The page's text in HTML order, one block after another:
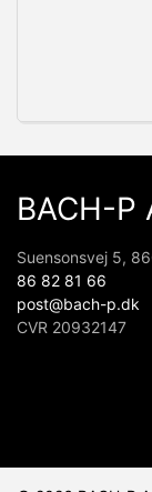
BACH-P
Suensonsvej 5,
86 82 81 66
post@bach-p.dk
CVR 20932147